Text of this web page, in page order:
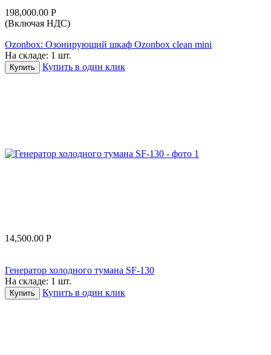
198,000.00 Р
(Включая НДС)
Ozonbox: Озонирующий шкаф Ozonbox clean mini
На складе: 1 шт.
Купить Купить в один клик
14,500.00 Р
Генератор холодного тумана SF-130
На складе: 1 шт.
Купить Купить в один клик